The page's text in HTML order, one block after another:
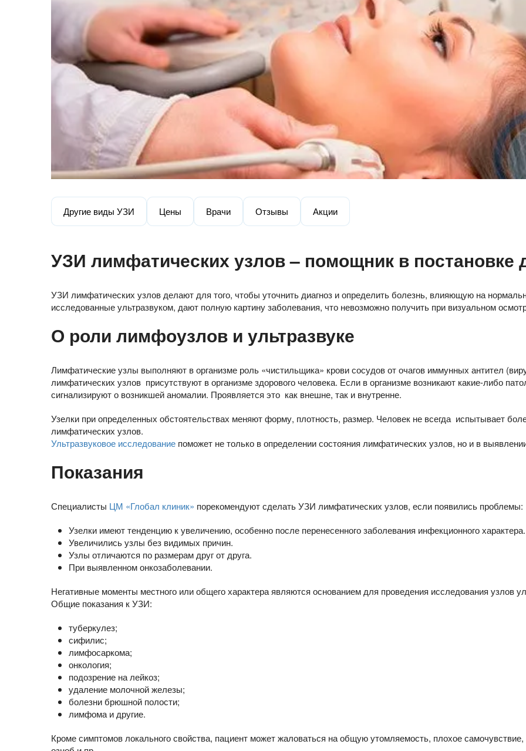
Другие виды УЗИ Цены Врачи Отзывы Акции
УЗИ лимфатических узлов – помощник в постановке
УЗИ лимфатических узлов делают для того, чтобы уточнить диагноз и определить болезнь, влияющую на
исследованные ультразвуком, дают полную картину заболевания, что невозможно получить при визуальном
О роли лимфоузлов и ультразвуке
Лимфатические узлы выполняют в организме роль «чистильщика» крови сосудов от очагов иммунных антител
лимфатических узлов присутствуют в организме здорового человека. Если в организме возникают какие-либо
сигнализируют о возникшей аномалии. Проявляется это как внешне, так и внутренне.
Узелки при определенных обстоятельствах меняют форму, плотность, размер. Человек не всегда испытывает
лимфатических узлов.
Ультразвуковое исследование поможет не только в определении состояния лимфатических узлов, но и в
Показания
Специалисты ЦМ «Глобал клиник» порекомендуют сделать УЗИ лимфатических узлов, если появились проблемы:
Узелки имеют тенденцию к увеличению, особенно после перенесенного заболевания инфекционного характера.
Увеличились узлы без видимых причин.
Узлы отличаются по размерам друг от друга.
При выявленном онкозаболевании.
Негативные моменты местного или общего характера являются основанием для проведения исследования узлов
Общие показания к УЗИ:
туберкулез;
сифилис;
лимфосаркома;
онкология;
подозрение на лейкоз;
удаление молочной железы;
болезни брюшной полости;
лимфома и другие.
Кроме симптомов локального свойства, пациент может жаловаться на общую утомляемость, плохое